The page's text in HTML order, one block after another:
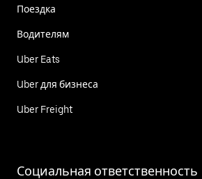
Поездка
Водителям
Uber Eats
Uber для бизнеса
Uber Freight
Социальная ответственность